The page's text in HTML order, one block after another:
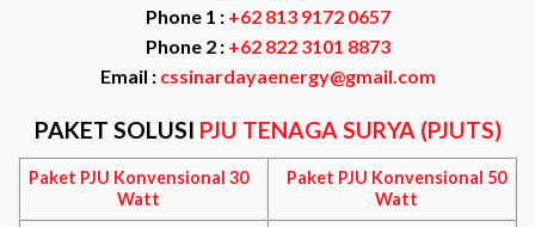
Phone 1 : +62 813 9172 0657
Phone 2 : +62 822 3101 8873
Email : cssinardayaenergy@gmail.com
PAKET SOLUSI PJU TENAGA SURYA (PJUTS)
Paket PJU Konvensional 30
Watt
Paket PJU Konvensional 50
Watt